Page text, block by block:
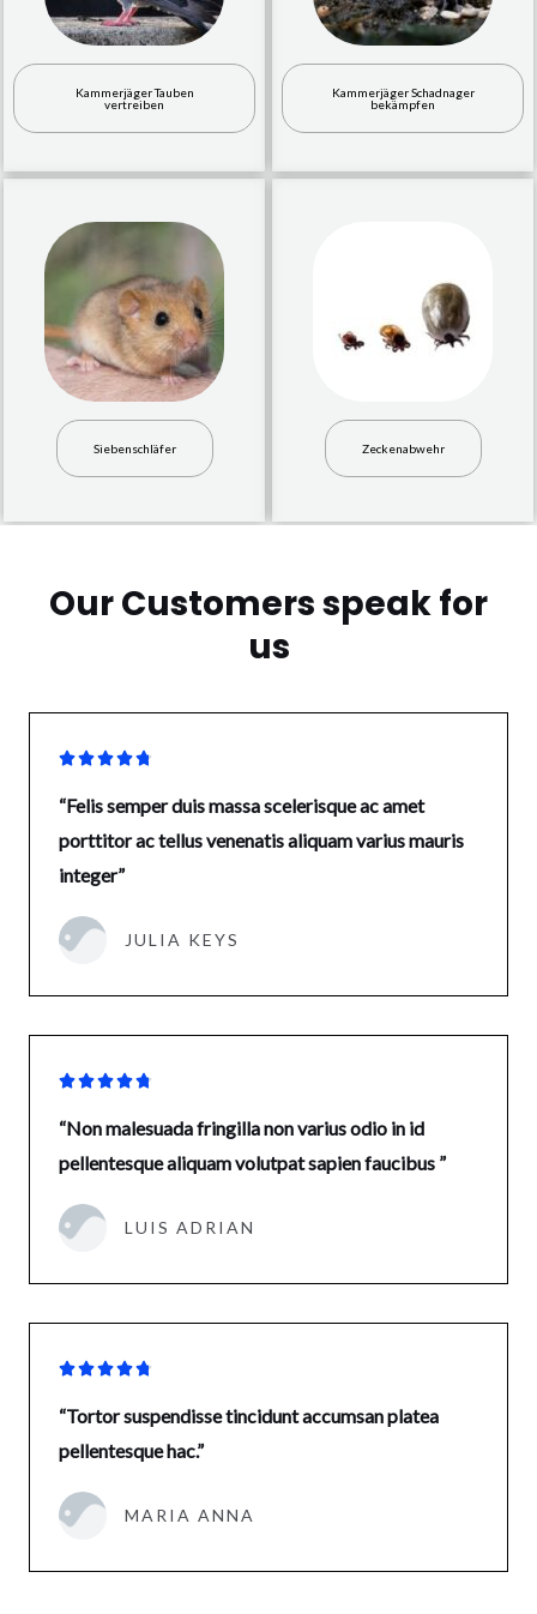
Kammerjäger Tauben
vertreiben
Kammerjäger Schadnager
bekämpfen
Siebenschläfer Zeckenabwehr
Our Customers speak for
us

“Felis semper duis massa scelerisque ac amet
porttitor ac tellus venenatis aliquam varius mauris
integer”
JULIA KEYS

“Non malesuada fringilla non varius odio in id
pellentesque aliquam volutpat sapien faucibus ”
LUIS ADRIAN

“Tortor suspendisse tincidunt accumsan platea
pellentesque hac.”
MARIA ANNA